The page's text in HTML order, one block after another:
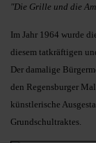
"Die Grille und die
Im Jahr 1964 wurde
diesem tatkräftigen
Der damalige
den Regensburger
künstlerische
Grundschultraktes.